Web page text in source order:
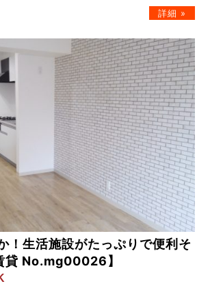
！生活施設がたっぷりで便利そ
貸 No.mg00026】